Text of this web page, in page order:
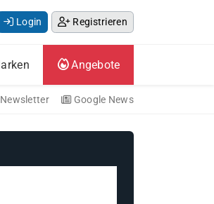
Login Registrieren
Angebote
Google News